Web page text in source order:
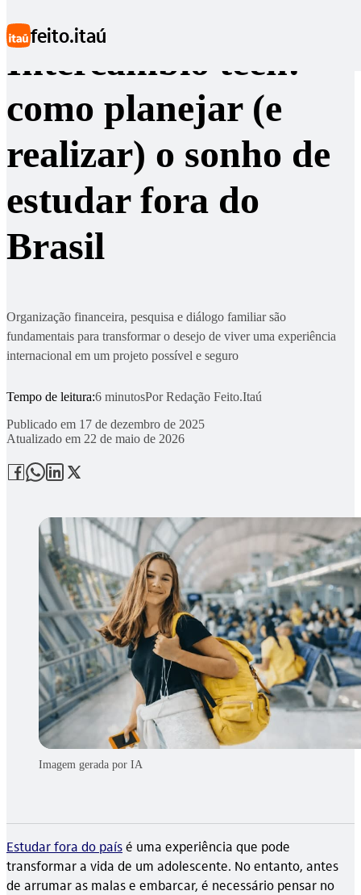
feito.itaú
Intercâmbio teen:
como planejar (e
realizar) o sonho de
estudar fora do
Brasil
Organização financeira, pesquisa e diálogo familiar são
fundamentais para transformar o desejo de viver uma experiência
internacional em um projeto possível e seguro
Tempo de leitura:6 minutosPorRedação Feito.Itaú
Publicado em 17 de dezembro de 2025
Atualizado em 22 de maio de 2026
Imagem gerada por IA
Estudar fora do paísé uma experiência que pode
transformar a vida de um adolescente. No entanto, antes
de arrumar as malas e embarcar, é necessário pensar no